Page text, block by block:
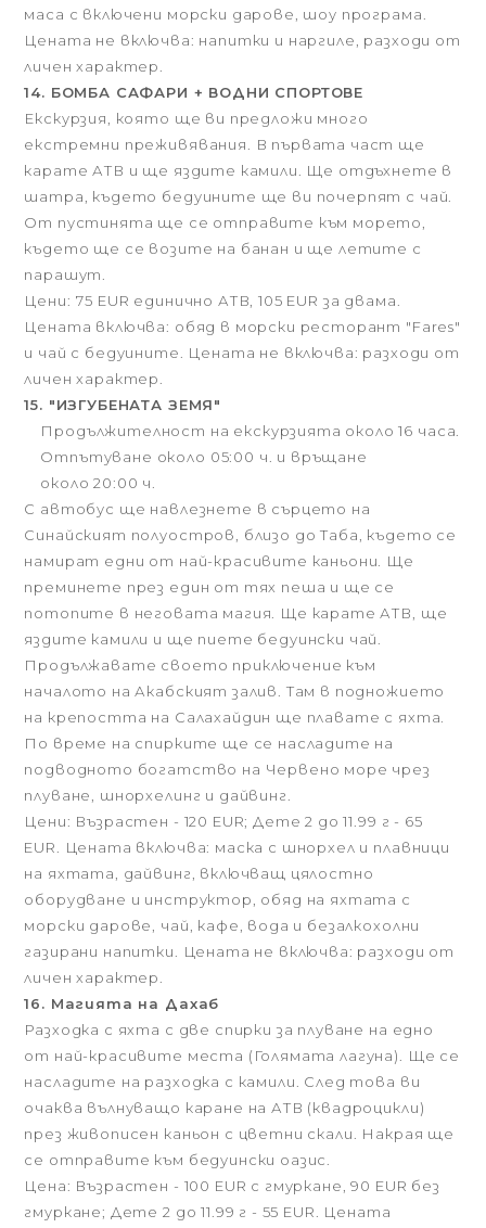
маса с включени морски дарове, шоу програма.
Цената не включва: напитки и наргиле, разходи от
личен характер.
14. БОМБА САФАРИ + ВОДНИ СПОРТОВЕ
Екскурзия, която ще ви предложи много
екстремни преживявания. В първата част ще
карате АТВ и ще яздите камили. Ще отдъхнете в
шатра, където бедуините ще ви почерпят с чай.
От пустинята ще се отправите към морето,
където ще се возите на банан и ще летите с
парашут.
Цени: 75 EUR единично АТВ, 105 EUR за двама.
Цената включва: обяд в морски ресторант "Fares"
и чай с бедуините. Цената не включва: разходи от
личен характер.
15. "ИЗГУБЕНАТА ЗЕМЯ"
Продължителност на екскурзията около 16 часа.
Отпътуване около 05:00 ч. и връщане
около 20:00 ч.
С автобус ще навлезнете в сърцето на
Синайският полуостров, близо до Таба, където се
намират едни от най-красивите каньони. Ще
преминете през един от тях пеша и ще се
потопите в неговата магия. Ще карате АТВ, ще
яздите камили и ще пиете бедуински чай.
Продължавате своето приключение към
началото на Акабският залив. Там в подножието
на крепостта на Салахайдин ще плавате с яхта.
По време на спирките ще се насладите на
подводното богатство на Червено море чрез
плуване, шнорхелинг и дайвинг.
Цени: Възрастен - 120 EUR; Дете 2 до 11.99 г - 65
EUR. Цената включва: маска с шнорхел и плавници
на яхтата, дайвинг, включващ цялостно
оборудване и инструктор, обяд на яхтата с
морски дарове, чай, кафе, вода и безалкохолни
газирани напитки. Цената не включва: разходи от
личен характер.
16. Магията на Дахаб
Разходка с яхта с две спирки за плуване на едно
от най-красивите места (Голямата лагуна). Ще се
насладите на разходка с камили. След това ви
очаква вълнуващо каране на АТВ (квадроцикли)
през живописен каньон с цветни скали. Накрая ще
се отправите към бедуински оазис.
Цена: Възрастен - 100 EUR с гмуркане, 90 EUR без
гмуркане; Дете 2 до 11.99 г - 55 EUR. Цената